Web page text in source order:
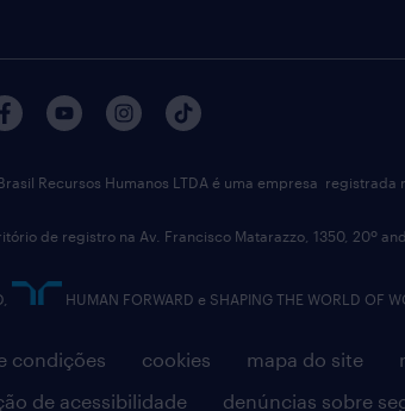
condições cookies mapa do site
de acessibilidade
denúncias sobre
Recursos Humanos LTDA é uma empresa registrada
de registro na Av. Francisco Matarazzo, 1350, 20º
HUMAN FORWARD e SHAPING THE WORLD